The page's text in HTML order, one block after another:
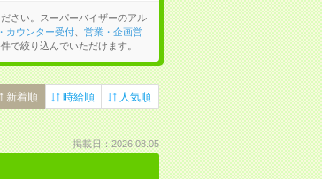
さい。スーパーバイザーのアル
カウンター受付、 営業・企画営
で絞り込んでいただけます。
新着順 時給順 人気順
掲載日：2026.08.05